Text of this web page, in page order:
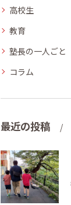
高校生
教育
塾長の一人ごと
コラム
最近の投稿